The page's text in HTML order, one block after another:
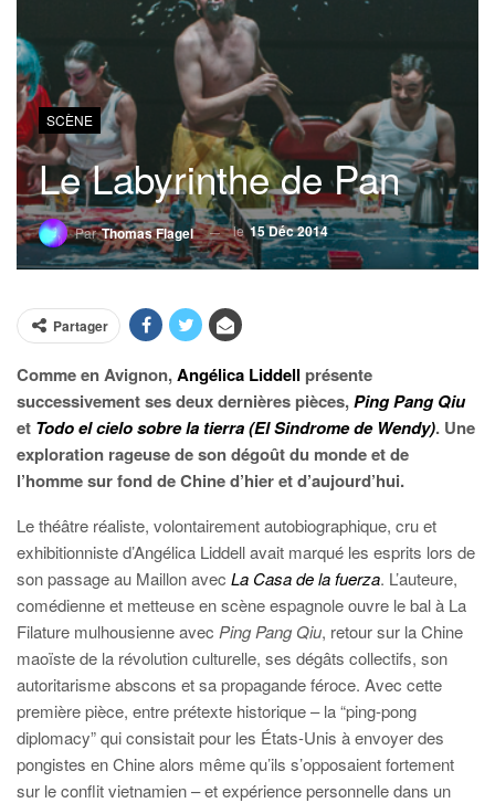
SCÈNE
Le Labyrinthe de Pan
ParThomas Flagel le15 Déc 2014
Partager
Comme en Avignon,Angélica Liddell présente
successivement ses deux dernières pièces,Ping Pang Qiu
et Todo el cielo sobre la tierra (El Sindrome de Wendy). Une
exploration rageuse de son dégoût du monde et de
l’homme sur fond de Chine d’hier et d’aujourd’hui.
Le théâtre réaliste, volontairement autobiographique, cru et
exhibitionniste d’Angélica Liddell avait marqué les esprits lors de
son passage au Maillon avec La Casa de la fuerza. L’auteure,
comédienne et metteuse en scène espagnole ouvre le bal à La
Filature mulhousienne avec Ping Pang Qiu, retour sur la Chine
maoïste de la révolution culturelle, ses dégâts collectifs, son
autoritarisme abscons et sa propagande féroce. Avec cette
première pièce, entre prétexte historique – la “ping-pong
diplomacy” qui consistait pour les États-Unis à envoyer des
pongistes en Chine alors même qu’ils s’opposaient fortement
sur le conflit vietnamien – et expérience personnelle dans un